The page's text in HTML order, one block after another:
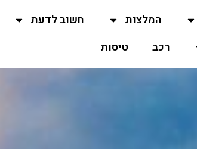
המלצות חשוב לדעת
רכב טיסות